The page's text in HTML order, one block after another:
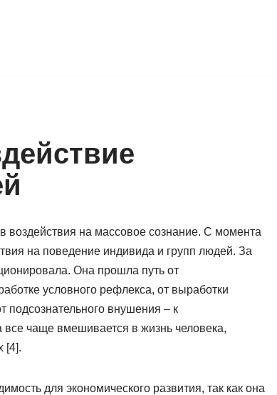
воздействия на массовое сознание. С момента
на поведение индивида и групп людей. За
Она прошла путь от
условного рефлекса, от выработки
подсознательного внушения – к
чаще вмешивается в жизнь человека,
[4].
для экономического развития, так как она